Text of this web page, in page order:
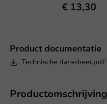
Product documentatie
Technische datasheet.pdf
Productomschrijving
€ 13,30